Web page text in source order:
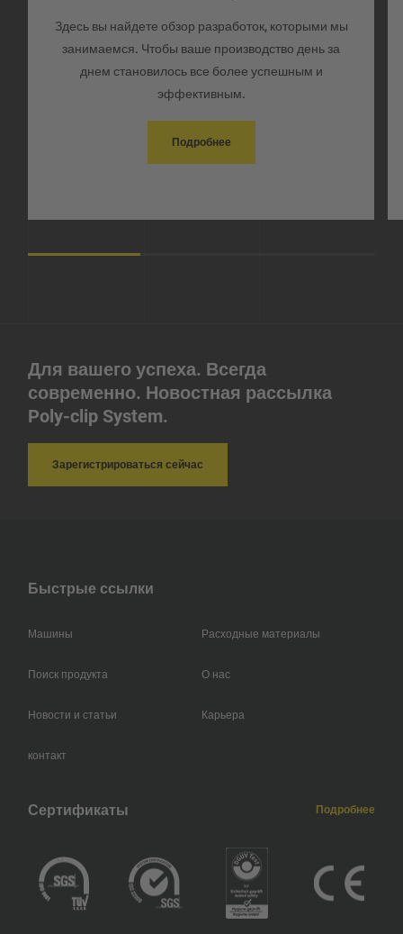
Здесь вы найдете обзор разработок, которыми мы
занимаемся. Чтобы ваше производство день за
днем становилось все более успешным и
эффективным.
Подробнее
Для вашего успеха. Всегда
современно. Новостная рассылка
Poly-clip System.
Зарегистрироваться сейчас
Быстрые ссылки
Машины Расходные материалы
Поиск продукта О нас
Новости и статьи Карьера
контакт
Сертификаты Подробнее